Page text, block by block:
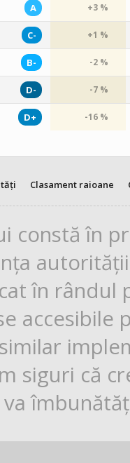
A +3 %
C- +1 %
B- -2 %
D- -7 %
D+ -16 %
Clasament raioane
constă în
în rândul
siguri că